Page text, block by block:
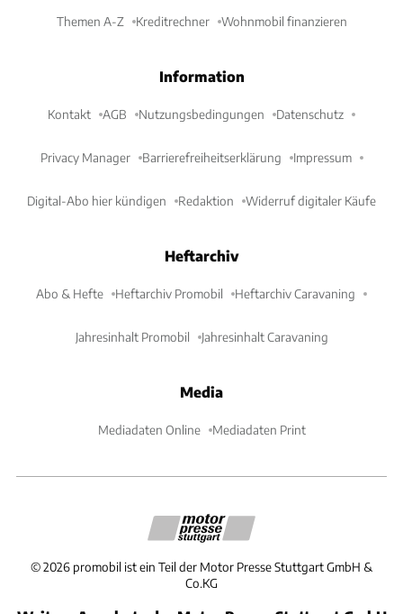
Themen A-Z Kreditrechner Wohnmobil finanzieren
Information
Kontakt AGB Nutzungsbedingungen Datenschutz
Privacy Manager Barrierefreiheitserklärung Impressum
Digital-Abo hier kündigen Redaktion Widerruf digitaler Käufe
Heftarchiv
Abo & Hefte Heftarchiv Promobil Heftarchiv Caravaning
Jahresinhalt Promobil Jahresinhalt Caravaning
Media
Mediadaten Online Mediadaten Print
©2026 promobil ist ein Teil der Motor Presse Stuttgart GmbH &
Co.KG